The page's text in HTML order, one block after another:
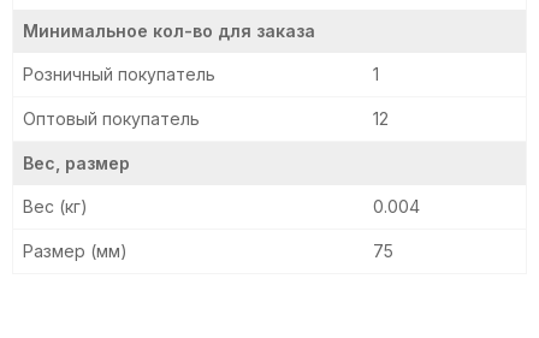
Минимальное кол-во для заказа
Розничный покупатель 1
Оптовый покупатель 12
Вес, размер
Вес (кг) 0.004
Размер (мм) 75